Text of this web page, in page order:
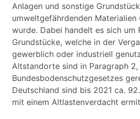
Anlagen und sonstige
umweltgefährdenden Materialien
wurde. Dabei handelt es sich um
Grundstücke, welche in der
gewerblich oder industriell
Altstandorte sind in Paragraph
Bundesbodenschutzgesetzes
Deutschland sind bis 2021 ca.
mit einem Altlastenverdacht